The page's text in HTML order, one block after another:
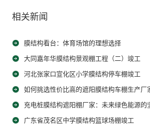
相关新闻
膜结构看台：体育场馆的理想选择
大同嘉年华膜结构景观棚工程（二）竣工
河北张家口宣化区小学膜结构停车棚竣工
如何挑选性价比高的遮阳膜结构车棚生产厂
充电桩膜结构遮阳棚厂家：未来绿色能源的
广东省茂名区中学膜结构篮球场棚竣工